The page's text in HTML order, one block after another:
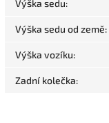
Výška sedu:
Výška sedu od země:
Výška vozíku:
Zadní kolečka: